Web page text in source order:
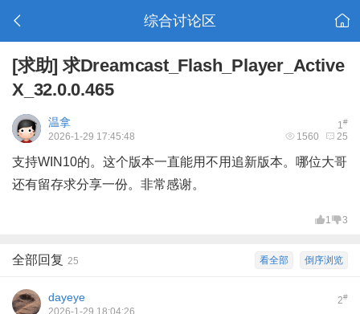
综合讨论区
[求助] 求Dreamcast_Flash_Player_Active
X_32.0.0.465
1#
温拿
1560 25
2026-1-29 17:45:48
支持WIN10的。这个版本一直能用不用追新版本。哪位大哥
还有留存求分享一份。非常感谢。
1 3
倒序浏览
看全部
全部回复 25
2#
dayeye
2026-1-29 18:04:26